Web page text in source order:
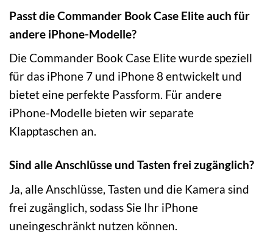
Passt die Commander Book Case Elite auch für
andere iPhone-Modelle?
Die Commander Book Case Elite wurde speziell
für das iPhone 7 und iPhone 8 entwickelt und
bietet eine perfekte Passform. Für andere
iPhone-Modelle bieten wir separate
Klapptaschen an.
Sind alle Anschlüsse und Tasten frei zugänglich?
Ja, alle Anschlüsse, Tasten und die Kamera sind
frei zugänglich, sodass Sie Ihr iPhone
uneingeschränkt nutzen können.